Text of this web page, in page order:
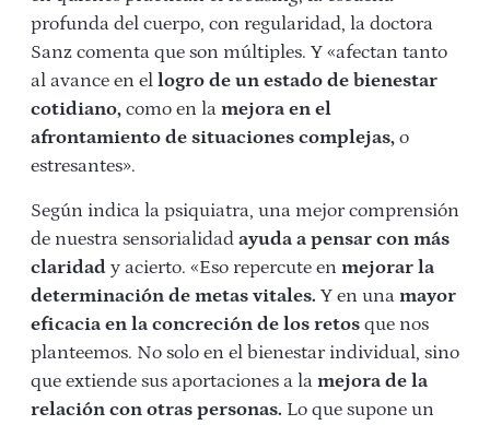
profunda del cuerpo, con regularidad, la doctora
Sanz comenta que son múltiples. Y «afectan tanto
al avance en el logro de un estado de bienestar
cotidiano, como en la mejora en el
afrontamiento de situaciones complejas, o
estresantes».
Según indica la psiquiatra, una mejor comprensión
de nuestra sensorialidad ayuda a pensar con más
claridad y acierto. «Eso repercute en mejorar la
determinación de metas vitales. Y en una mayor
eficacia en la concreción de los retos que nos
planteemos. No solo en el bienestar individual, sino
que extiende sus aportaciones a la mejora de la
relación con otras personas. Lo que supone un